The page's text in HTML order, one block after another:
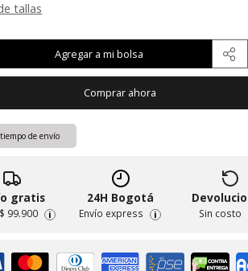
tallas
Agregar a mi bolsa
Comprar ahora
de envío
gratis
$ 99.900 i
24H Bogotá
Envío express i Sin costo